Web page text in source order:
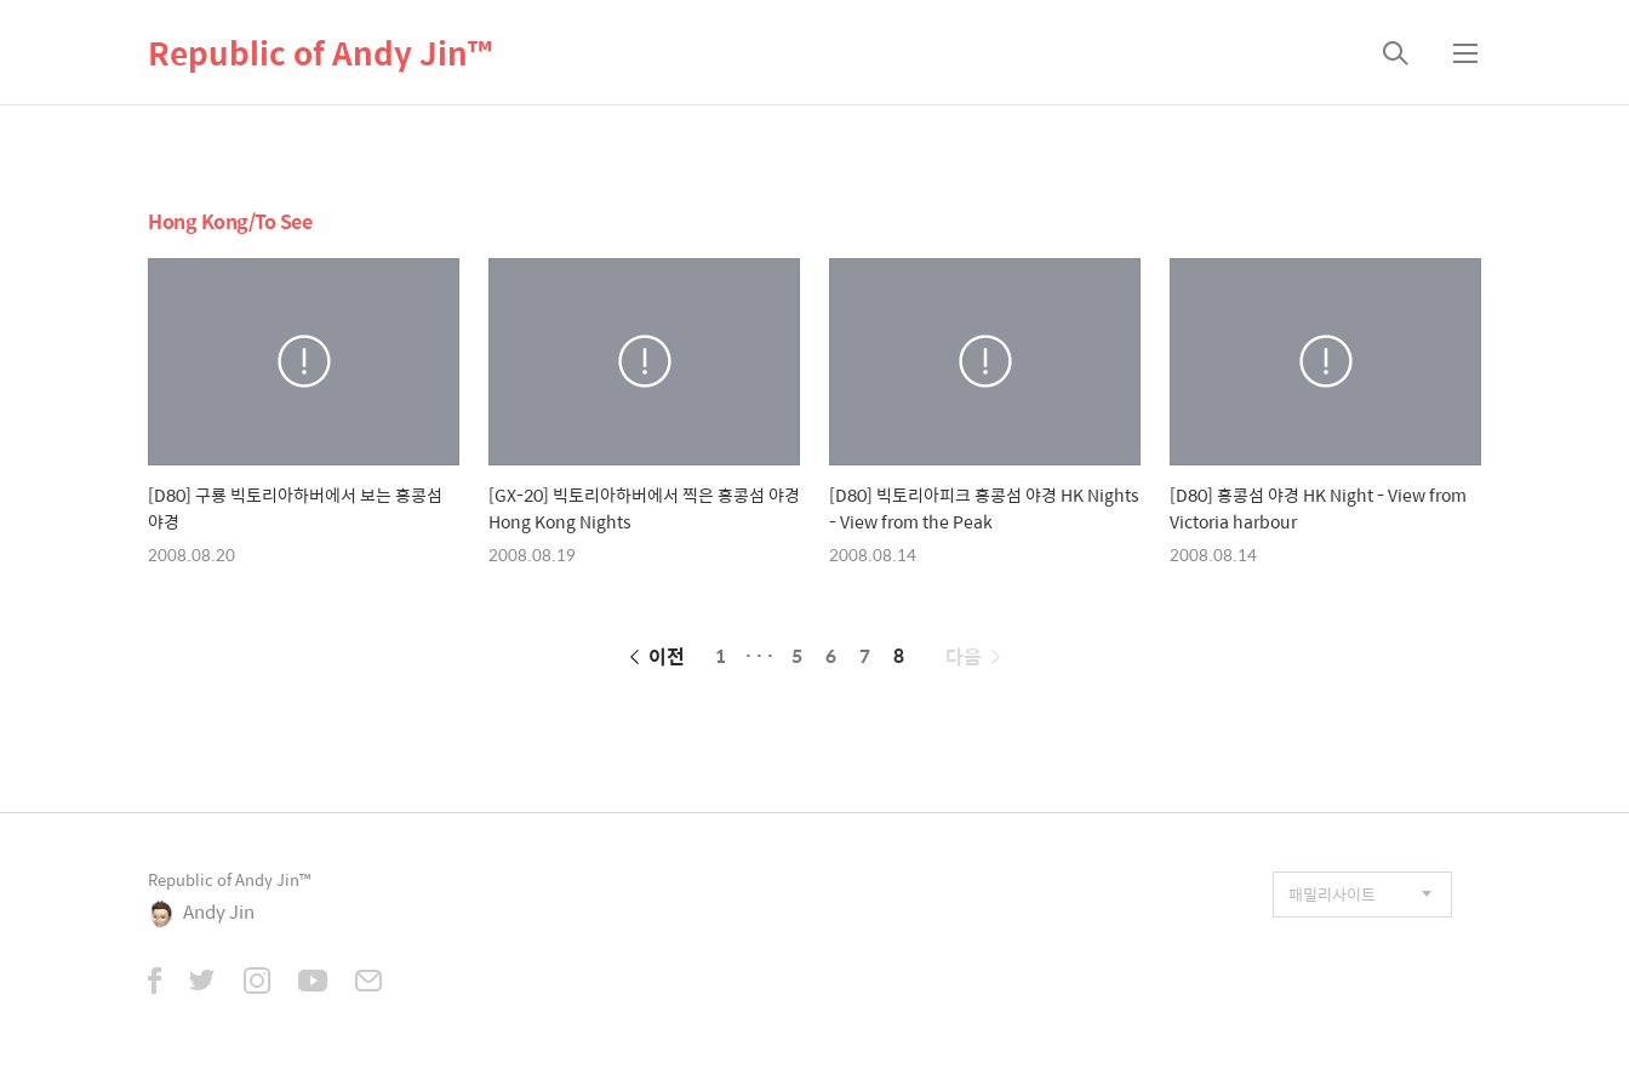
Republic of Andy Jin™
검
메
Hong Kong/To See
[D80] 구룡 빅토리아하버에서 보는 홍콩섬
야경
2008.08.20
[GX-20] 빅토리아하버에서 찍은 홍콩섬 야경
Hong Kong Nights
2008.08.19
[D80] 빅토리아피크 홍콩섬 야경 HK Nights
- View from the Peak
2008.08.14
[D80] 홍콩섬 야경 HK Night - View from
Victoria harbour
2008.08.14
페
이전 1 ··· 5 6 7 8 다음
Republic of Andy Jin™
Andy Jin